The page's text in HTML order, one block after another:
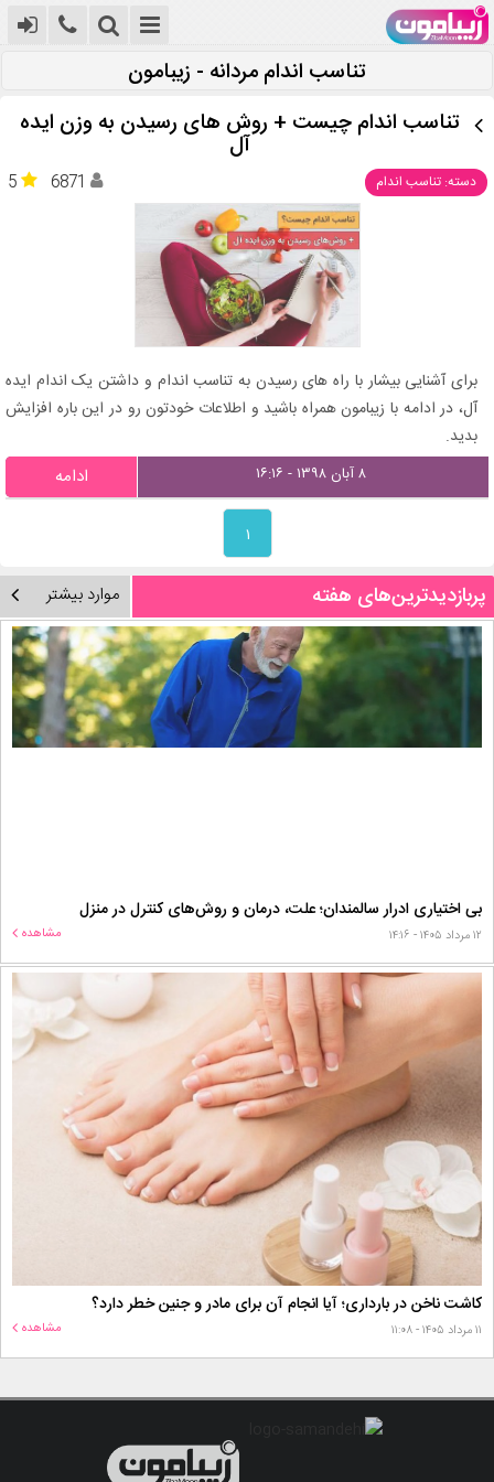
تناسب اندام مردانه - زیبامون
تناسب اندام چیست + روش های رسیدن به وزن ایده
آل
دسته: تناسب اندام 5 6871
برای آشنایی بیشار با راه های رسیدن به تناسب اندام و داشتن یک اندام ایده
آل، در ادامه با زیبامون همراه باشید و اطلاعات خودتون رو در این باره افزایش
بدید.
۸ آبان ۱۳۹۸ - ۱۶:۱۶ ادامه
۱
پربازدیدترین‌های هفته موارد بیشتر
بی اختیاری ادرار سالمندان؛ علت، درمان و روش‌های کنترل در منزل
۱۲ مرداد ۱۴۰۵ - ۱۴:۱۶ مشاهده
کاشت ناخن در بارداری؛ آیا انجام آن برای مادر و جنین خطر دارد؟
۱۱ مرداد ۱۴۰۵ - ۱۱:۰۸ مشاهده